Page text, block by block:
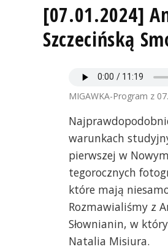
[07.01.2024]
Szczecińską
MIGAWKA-Program z
warunkach
pierwszej w
tegorocznych
które mają
Rozmawialiśmy z
Słownianin, w
Natalia Misiura.